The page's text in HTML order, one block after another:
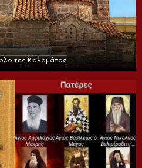
της Καλαμάτας